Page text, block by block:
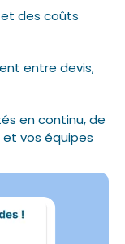
et des coûts
entre devis,
en continu, de
vos équipes